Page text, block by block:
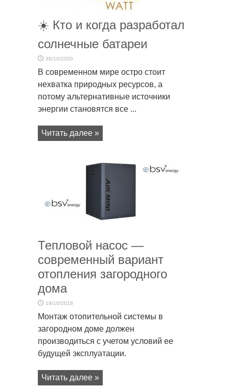
☀️ Кто и когда разработал
солнечные батареи
30/10/2020
В современном мире остро стоит
нехватка природных ресурсов, а
потому альтернативные источники
энергии становятся все ...
Читать далее »
Тепловой насос —
современный вариант
отопления загородного
дома
19/10/2018
Монтаж отопительной системы в
загородном доме должен
производиться с учетом условий ее
будущей эксплуатации.
Читать далее »